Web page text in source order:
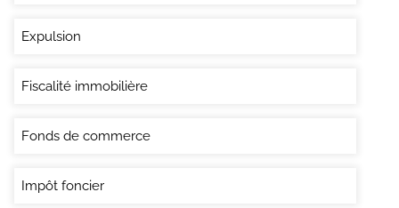
Expulsion
Fiscalité immobilière
Fonds de commerce
Impôt foncier